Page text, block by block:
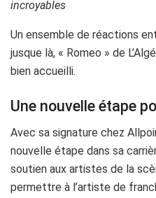
incroyables
Un ensemble de réactions
jusque là, « Romeo » de
bien accueilli.
Une nouvelle étape
Avec sa signature chez
nouvelle étape dans sa
soutien aux artistes de la
permettre à l’artiste de